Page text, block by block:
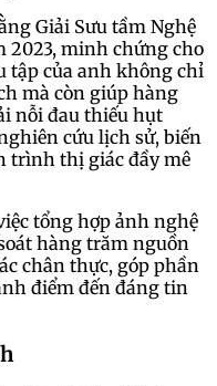
Giải Sưu tầm Nghệ
2023, minh chứng cho
tập của anh không chỉ
mà còn giúp hàng
nỗi đau thiếu hụt
cứu lịch sử, biến
trình thị giác đầy mê
tổng hợp ảnh nghệ
hàng trăm nguồn
chân thực, góp phần
điểm đến đáng tin